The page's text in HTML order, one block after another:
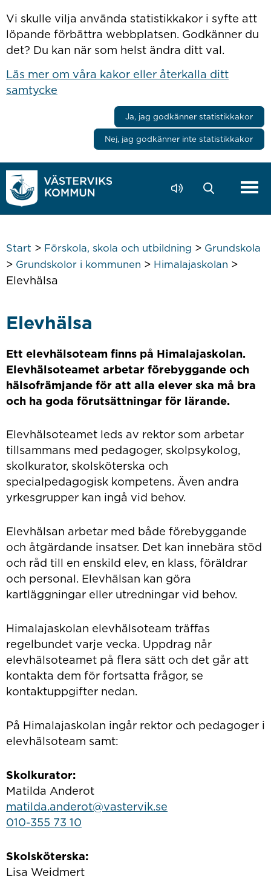
Vi skulle vilja använda statistikkakor i syfte att
löpande förbättra webbplatsen. Godkänner du
det? Du kan när som helst ändra ditt val.
Läs mer om våra kakor eller återkalla ditt
samtycke
Ja, jag godkänner statistikkakor
Nej, jag godkänner inte statistikkakor
Start > Förskola, skola och utbildning > Grundskola
> Grundskolor i kommunen > Himalajaskolan >
Elevhälsa
Elevhälsa
Ett elevhälsoteam finns på Himalajaskolan.
Elevhälsoteamet arbetar förebyggande och
hälsofrämjande för att alla elever ska må bra
och ha goda förutsättningar för lärande.
Elevhälsoteamet leds av rektor som arbetar
tillsammans med pedagoger, skolpsykolog,
skolkurator, skolsköterska och
specialpedagogisk kompetens. Även andra
yrkesgrupper kan ingå vid behov.
Elevhälsan arbetar med både förebyggande
och åtgärdande insatser. Det kan innebära stöd
och råd till en enskild elev, en klass, föräldrar
och personal. Elevhälsan kan göra
kartläggningar eller utredningar vid behov.
Himalajaskolan elevhälsoteam träffas
regelbundet varje vecka. Uppdrag når
elevhälsoteamet på flera sätt och det går att
kontakta dem för fortsatta frågor, se
kontaktuppgifter nedan.
På Himalajaskolan ingår rektor och pedagoger i
elevhälsoteam samt:
Skolkurator:
Matilda Anderot
matilda.anderot@vastervik.se
010-355 73 10
Skolsköterska:
Lisa Weidmert